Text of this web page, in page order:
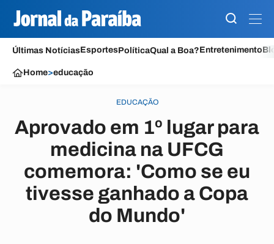
Últimas NotíciasEsportesPolíticaQual a Boa?Entretenimento
Home>educação
EDUCAÇÃO
Aprovado em 1º lugar para
medicina na UFCG
comemora: 'Como se eu
tivesse ganhado a Copa
do Mundo'